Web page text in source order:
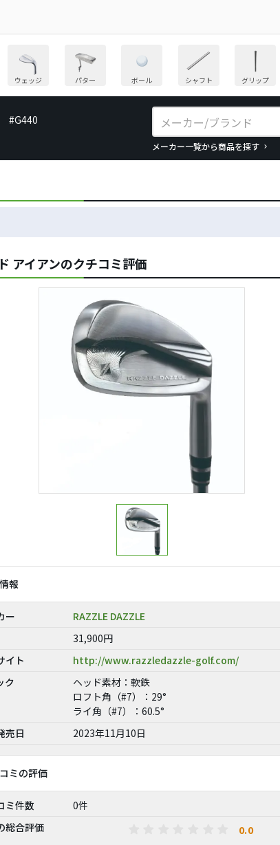
ウェッジ パター ボール シャフト グリップ
#G440
メーカー一覧から商品を探す
アイアンのクチコミ評価
報
ー
RAZZLE DAZZLE
31,900円
イト
http://www.razzledazzle-golf.com/
ク
ヘッド素材：軟鉄
ロフト角（#7）：29°
ライ角（#7）：60.5°
売日
2023年11月10日
ミの評価
ミ件数
0件
総合評価
0.0